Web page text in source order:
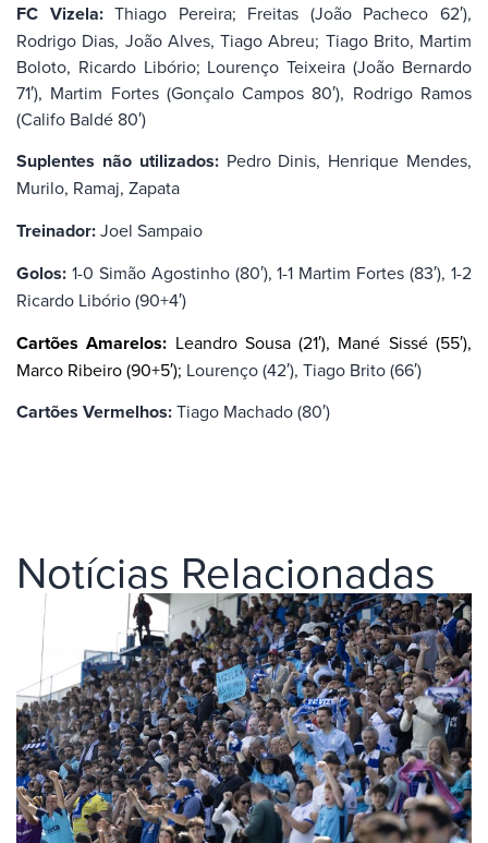
FC Vizela:Thiago Pereira; Freitas (João Pacheco 62′),
Rodrigo Dias, João Alves, Tiago Abreu; Tiago Brito, Martim
Boloto, Ricardo Libório; Lourenço Teixeira (João Bernardo
71′), Martim Fortes (Gonçalo Campos 80′), Rodrigo Ramos
(Califo Baldé 80′)
Suplentes não utilizados:Pedro Dinis, Henrique Mendes,
Murilo, Ramaj, Zapata
Treinador:Joel Sampaio
Golos: 1-0 Simão Agostinho (80′), 1-1 Martim Fortes (83′), 1-2
Ricardo Libório (90+4′)
Cartões Amarelos: Leandro Sousa (21′), Mané Sissé (55′),
Marco Ribeiro (90+5′); Lourenço (42′), Tiago Brito (66′)
Cartões Vermelhos:Tiago Machado (80′)
Notícias Relacionadas